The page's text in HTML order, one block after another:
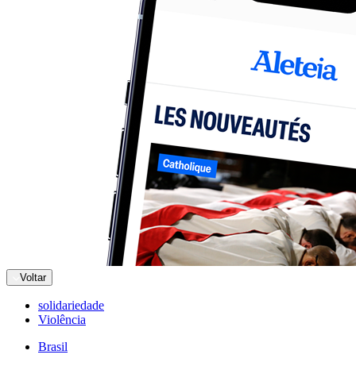
Voltar
solidariedade
Violência
Brasil